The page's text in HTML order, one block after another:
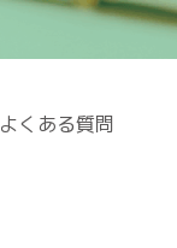
よくある質問